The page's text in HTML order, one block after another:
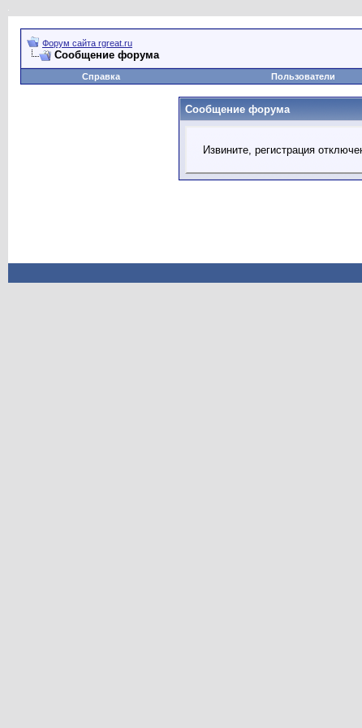
Форум сайта rgreat.ru
Сообщение форума
Справка
Пользователи
Сообщение форума
Извините, регистрация